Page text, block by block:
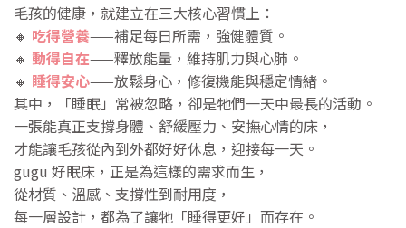
毛孩的健康，就建立在三大核心習慣上：
🔸 吃得營養——補足每日所需，強健體質。
🔸 動得自在——釋放能量，維持肌力與心肺。
🔸 睡得安心——放鬆身心，修復機能與穩定情緒。
其中，「睡眠」常被忽略，卻是牠們一天中最長的活動。
一張能真正支撐身體、舒緩壓力、安撫心情的床，
才能讓毛孩從內到外都好好休息，迎接每一天。
gugu 好眠床，正是為這樣的需求而生，
從材質、溫感、支撐性到耐用度，
每一層設計，都為了讓牠「睡得更好」而存在。